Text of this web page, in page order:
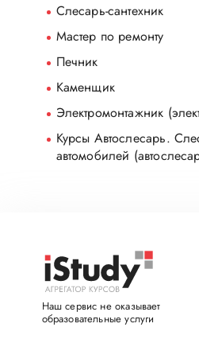
Слесарь-сантехник
Мастер по ремонту
Печник
Каменщик
Электромонтажник
Курсы Автослесарь.
автомобилей
Наш сервис не оказывает
образовательные услуги